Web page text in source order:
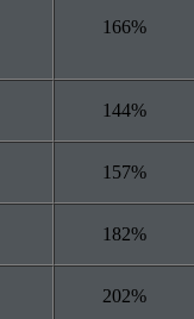
166%
144%
157%
182%
202%